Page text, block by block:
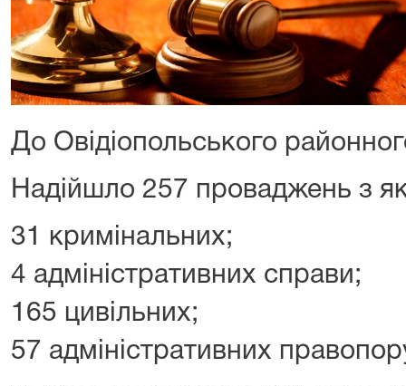
До Овідіопольського
Надійшло 257 проваджень з
31 кримінальних;
4 адміністративних справи;
165 цивільних;
57 адміністративних